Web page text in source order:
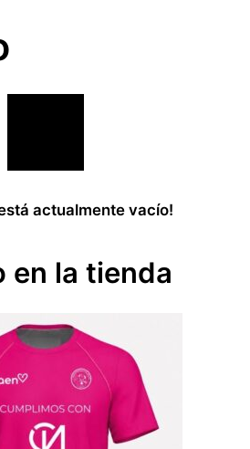
actualmente vacío!
en la tienda